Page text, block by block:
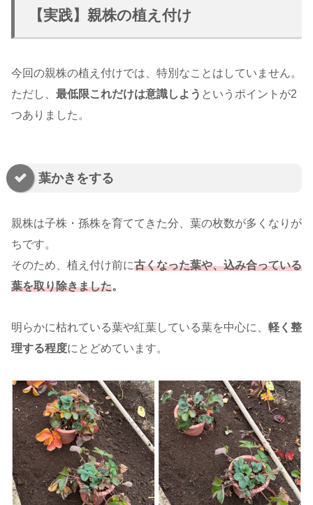
【実践】親株の植え付け
今回の親株の植え付けでは、特別なことはしていません。
ただし、 最低限これだけは意識しよう というポイントが2
つありました。
葉かきをする
親株は子株・孫株を育ててきた分、葉の枚数が多くなりが
ちです。
そのため、植え付け前に古くなった葉や、込み合っている
葉を取り除きました。
明らかに枯れている葉や紅葉している葉を中心に、 軽く整
理する程度にとどめています。